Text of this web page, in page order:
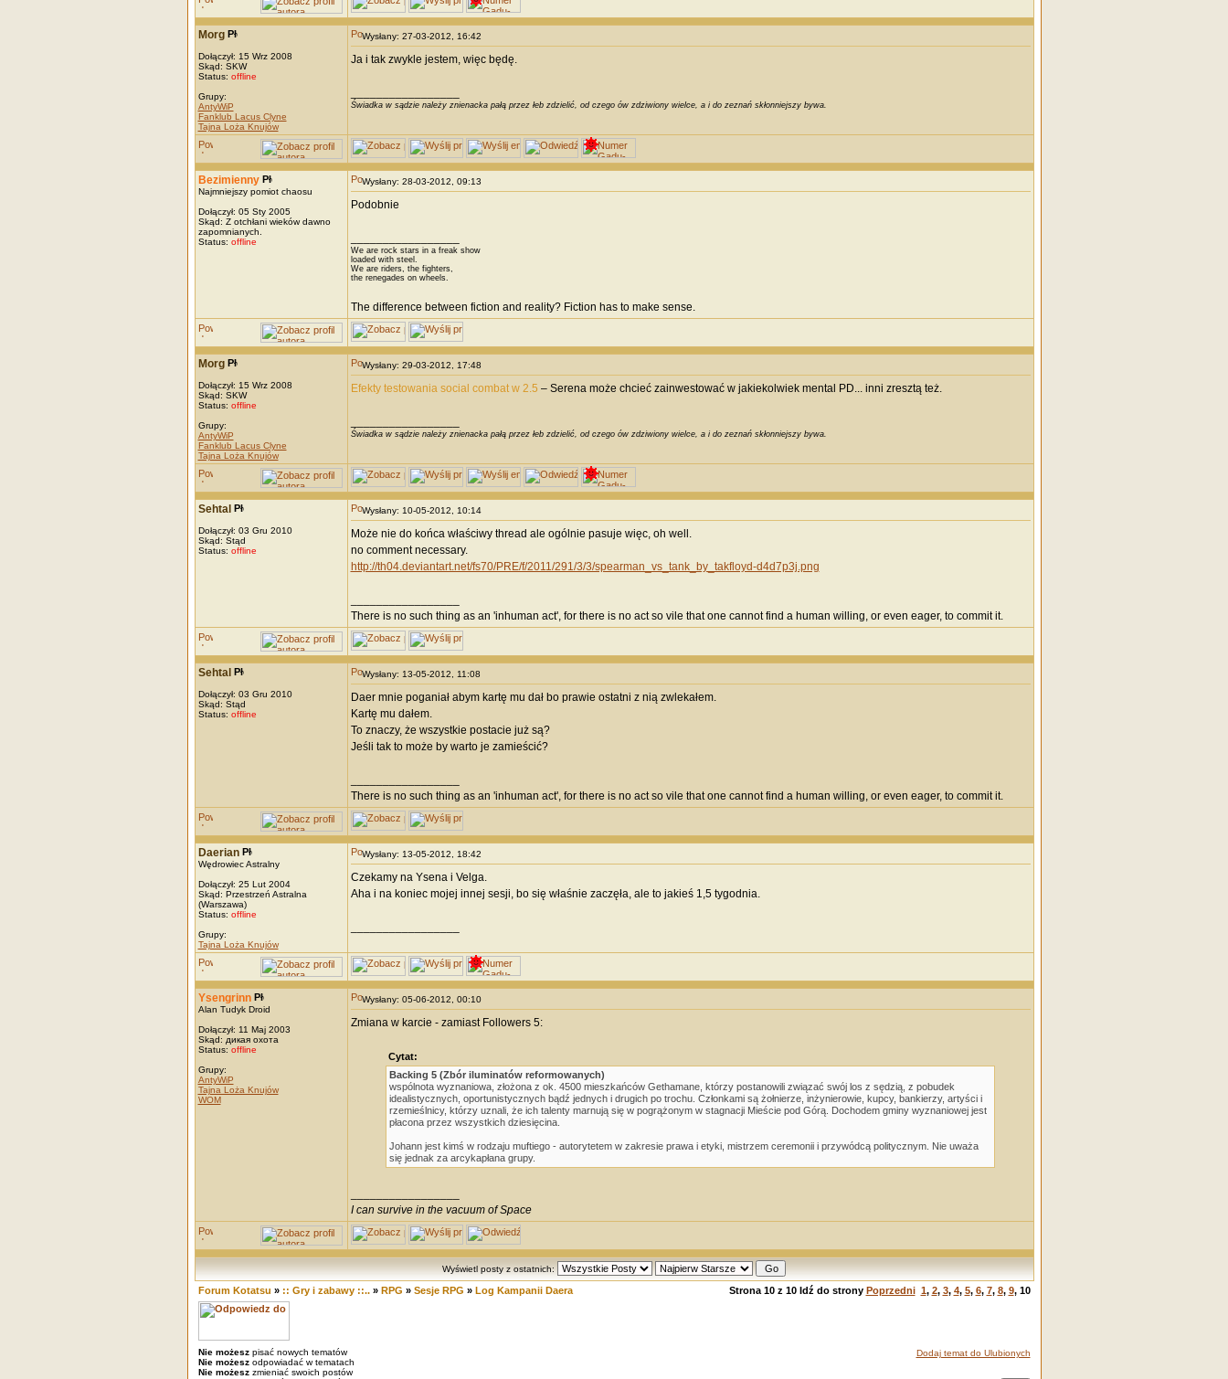
Morg
Dołączył: 15 Wrz 2008
Skąd: SKW
Status: offline
Grupy:
AntyWiP
Fanklub Lacus Clyne
Tajna Loża Knujów
Wysłany: 27-03-2012, 16:42
Ja i tak zwykle jestem, więc będę.
Świadka w sądzie należy znienacka pałą przez łeb zdzielić, od czego ów zdziwiony wielce, a i do zeznań skłonniejszy bywa.
Bezimienny
Najmniejszy pomiot chaosu
Dołączył: 05 Sty 2005
Skąd: Z otchłani wieków dawno
zapomnianych.
Status: offline
Wysłany: 28-03-2012, 09:13
Podobnie
We are rock stars in a freak show
loaded with steel.
We are riders, the fighters,
the renegades on wheels.
The difference between fiction and reality? Fiction has to make sense.
Morg
Dołączył: 15 Wrz 2008
Skąd: SKW
Status: offline
Grupy:
AntyWiP
Fanklub Lacus Clyne
Tajna Loża Knujów
Wysłany: 29-03-2012, 17:48
Efekty testowania social combat w 2.5 – Serena może chcieć zainwestować w jakiekolwiek mental PD... inni zresztą też.
Świadka w sądzie należy znienacka pałą przez łeb zdzielić, od czego ów zdziwiony wielce, a i do zeznań skłonniejszy bywa.
Sehtal
Dołączył: 03 Gru 2010
Skąd: Stąd
Status: offline
Wysłany: 10-05-2012, 10:14
Może nie do końca właściwy thread ale ogólnie pasuje więc, oh well.
no comment necessary.
http://th04.deviantart.net/fs70/PRE/f/2011/291/3/3/spearman_vs_tank_by_takfloyd-d4d7p3j.png
There is no such thing as an 'inhuman act', for there is no act so vile that one cannot find a human willing, or even eager, to commit it.
Sehtal
Dołączył: 03 Gru 2010
Skąd: Stąd
Status: offline
Wysłany: 13-05-2012, 11:08
Daer mnie poganiał abym kartę mu dał bo prawie ostatni z nią zwlekałem.
Kartę mu dałem.
To znaczy, że wszystkie postacie już są?
Jeśli tak to może by warto je zamieścić?
There is no such thing as an 'inhuman act', for there is no act so vile that one cannot find a human willing, or even eager, to commit it.
Daerian
Wędrowiec Astralny
Dołączył: 25 Lut 2004
Skąd: Przestrzeń Astralna
(Warszawa)
Status: offline
Grupy:
Tajna Loża Knujów
Wysłany: 13-05-2012, 18:42
Czekamy na Ysena i Velga.
Aha i na koniec mojej innej sesji, bo się właśnie zaczęła, ale to jakieś 1,5 tygodnia.
Ysengrinn
Alan Tudyk Droid
Dołączył: 11 Maj 2003
Skąd: дикая охота
Status: offline
Grupy:
AntyWiP
Tajna Loża Knujów
WOM
Wysłany: 05-06-2012, 00:10
Zmiana w karcie - zamiast Followers 5:
Cytat:
Backing 5 (Zbór iluminatów reformowanych)
wspólnota wyznaniowa, złożona z ok. 4500 mieszkańców Gethamane, którzy postanowili związać swój los z sędzią, z pobudek
idealistycznych, oportunistycznych bądź jednych i drugich po trochu. Członkami są żołnierze, inżynierowie, kupcy, bankierzy, artyści i
rzemieślnicy, którzy uznali, że ich talenty marnują się w pogrążonym w stagnacji Mieście pod Górą. Dochodem gminy wyznaniowej jest
płacona przez wszystkich dziesięcina.
Johann jest kimś w rodzaju muftiego - autorytetem w zakresie prawa i etyki, mistrzem ceremonii i przywódcą politycznym. Nie uważa
się jednak za arcykapłana grupy.
I can survive in the vacuum of Space
Wyświetl posty z ostatnich:
Forum Kotatsu » :: Gry i zabawy ::..» RPG » Sesje RPG » Log Kampanii Daera Strona 10z 10Idź do strony Poprzedni 1, 2, 3, 4, 5, 6, 7, 8, 9, 10
Nie możeszpisać nowych tematów
Nie możeszodpowiadać w tematach
Nie możeszzmieniać swoich postów
Dodaj temat do Ulubionych